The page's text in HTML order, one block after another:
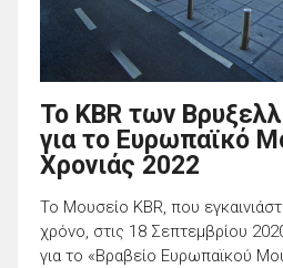
Το KBR των
για το Ευρωπαϊκό
Χρονιάς 2022
Το Μουσείο KBR, που
χρόνο, στις 18 Σεπτεμβρίου
για το «Βραβείο Ευρωπαϊκού